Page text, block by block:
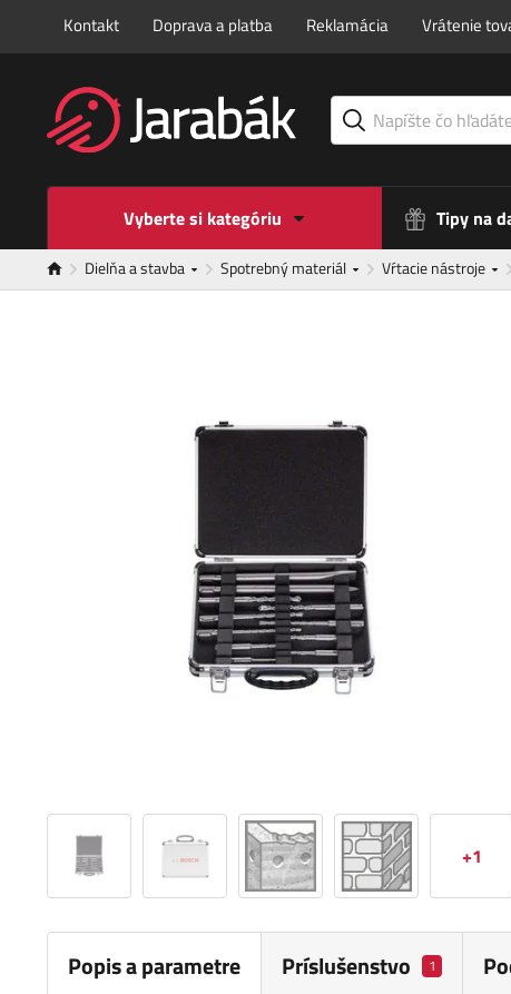
Kontakt Doprava a platba Reklamácia Vrátenie
Vyberte si kategóriu Tipy na
Dielňa a stavba Spotrebný materiál Vŕtacie nástroje
+1
Popis a parametre Príslušenstvo 1